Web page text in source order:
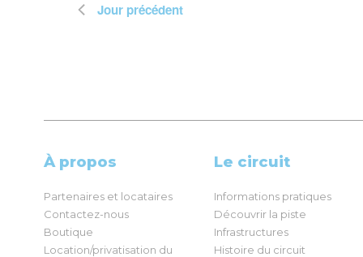
Jour précédent
À propos
Partenaires et locataires
Contactez-nous
Boutique
Location/privatisation du
Le circuit
Informations pratiques
Découvrir la piste
Infrastructures
Histoire du circuit